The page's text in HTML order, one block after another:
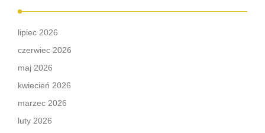
lipiec 2026
czerwiec 2026
maj 2026
kwiecień 2026
marzec 2026
luty 2026